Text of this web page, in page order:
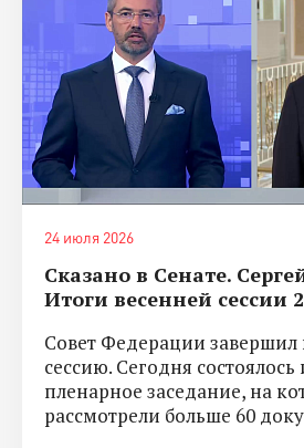
24 июля 2026
Сказано в Сенате.
Итоги весенней сессии
Совет Федерации
сессию. Сегодня состоялось
пленарное заседание, на
рассмотрели больше 60